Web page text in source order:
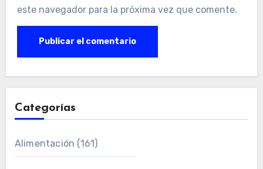
este navegador para la próxima vez que comente.
Categorías
Alimentación (161)